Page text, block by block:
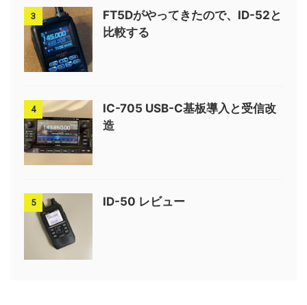
3
FT5Dがやってきたので、ID-52と
比較する
4
IC-705 USB-C基板導入と受信改
造
5 ID-50 レビュー